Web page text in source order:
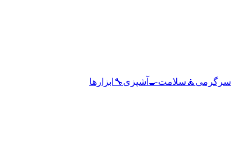
سرگرمی 🧘 سلامت🍳 آشپزی🔧 ابزارها